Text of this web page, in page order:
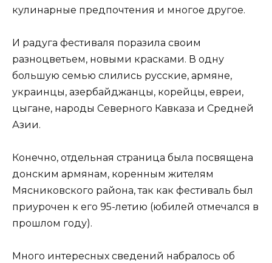
кулинарные предпочтения и многое другое.
И радуга фестиваля поразила своим
разноцветьем, новыми красками. В одну
большую семью слились русские, армяне,
украинцы, азербайджанцы, корейцы, евреи,
цыгане, народы Северного Кавказа и Средней
Азии.
Конечно, отдельная страница была посвящена
донским армянам, коренным жителям
Мясниковского района, так как фестиваль был
приурочен к его 95-летию (юбилей отмечался в
прошлом году).
Много интересных сведений набралось об